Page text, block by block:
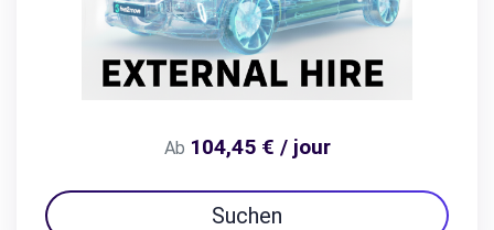
Ab 104,45 € / jour
Suchen